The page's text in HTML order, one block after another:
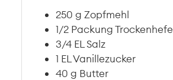
250 g Zopfmehl
1/2 PackungTrockenhefe
3/4 EL Salz
1 EL Vanillezucker
40 g Butter